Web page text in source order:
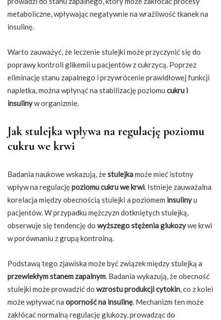
metaboliczne, wpływając negatywnie na wrażliwość tkanek na
insulinę.
Warto zauważyć, że leczenie stulejki może przyczynić się do
poprawy kontroli glikemii u pacjentów z cukrzycą. Poprzez
eliminację stanu zapalnego i przywrócenie prawidłowej funkcji
napletka, można wpłynąć na stabilizację poziomu cukru i
insulinyw organizmie.
Jak stulejka wpływa na regulację poziomu
cukru we krwi
Badania naukowe wskazują, żestulejkamoże mieć istotny
wpływ na regulacjępoziomu cukru we krwi. Istnieje zauważalna
korelacja między obecnością stulejki a poziomem insulinyu
pacjentów. W przypadku mężczyzn dotkniętych stulejką,
obserwuje się tendencję do wyższegostężenia glukozywe krwi
w porównaniu z grupą kontrolną.
Podstawą tego zjawiska może być związek między stulejką a
przewlekłym stanem zapalnym. Badania wykazują, że obecność
stulejki może prowadzić do wzrostuprodukcji cytokin, co z kolei
może wpływać na oporność na insulinę. Mechanizm ten może
zakłócać normalną regulację glukozy, prowadząc do